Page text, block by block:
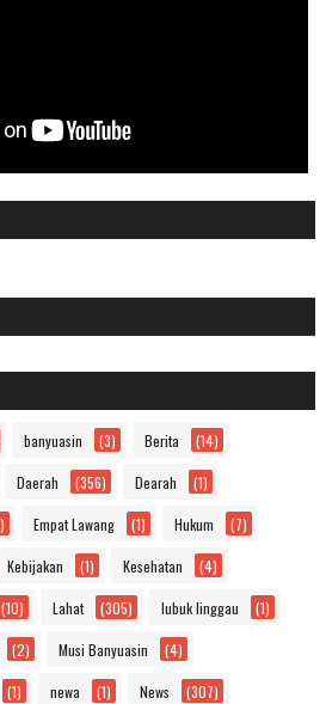
banyuasin (3) Berita (14)
Daerah (356) Dearah (1)
Empat Lawang (1) Hukum (7)
Kebijakan (1) Kesehatan (4)
(10) Lahat (305) lubuk linggau (1)
(2) Musi Banyuasin (4)
(1) newa (1) News (307)